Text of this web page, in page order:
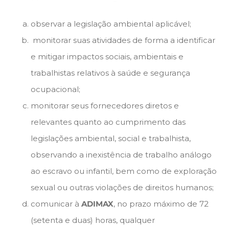
observar a legislação ambiental aplicável;
monitorar suas atividades de forma a identificar
e mitigar impactos sociais, ambientais e
trabalhistas relativos à saúde e segurança
ocupacional;
monitorar seus fornecedores diretos e
relevantes quanto ao cumprimento das
legislações ambiental, social e trabalhista,
observando a inexistência de trabalho análogo
ao escravo ou infantil, bem como de exploração
sexual ou outras violações de direitos humanos;
comunicar à ADIMAX, no prazo máximo de 72
(setenta e duas) horas, qualquer